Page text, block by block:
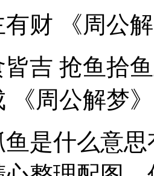
财 《周公
皆吉 抢鱼拾
周公解梦》
是什么意